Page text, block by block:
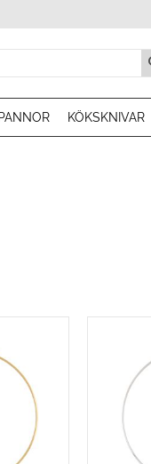
KÖKSKNIVAR